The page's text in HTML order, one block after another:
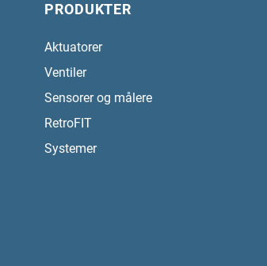
PRODUKTER
Aktuatorer
Ventiler
Sensorer og målere
RetroFIT
Systemer